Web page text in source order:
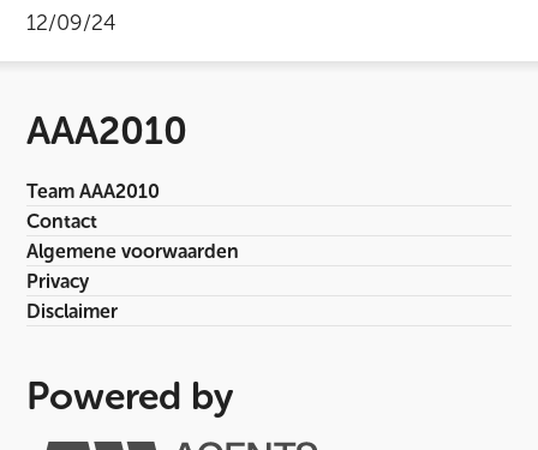
12/09/24
AAA2010
Team AAA2010
Contact
Algemene voorwaarden
Privacy
Disclaimer
Powered by